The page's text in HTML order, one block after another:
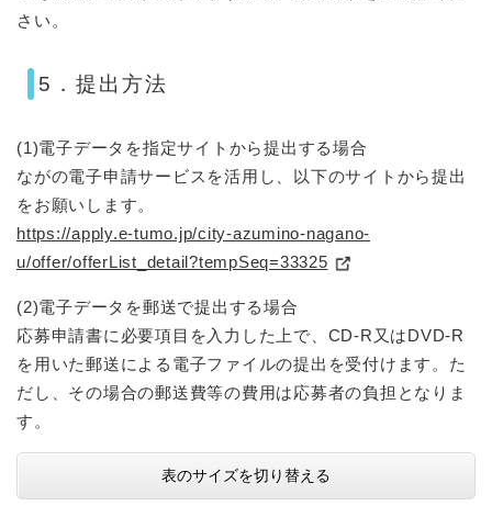
さい。
5．提出方法
(1)電子データを指定サイトから提出する場合
ながの電子申請サービスを活用し、以下のサイトから提出
をお願いします。
https://apply.e-tumo.jp/city-azumino-nagano-
u/offer/offerList_detail?tempSeq=33325
(2)電子データを郵送で提出する場合
応募申請書に必要項目を入力した上で、CD-R又はDVD-R
を用いた郵送による電子ファイルの提出を受付けます。た
だし、その場合の郵送費等の費用は応募者の負担となりま
す。
表のサイズを切り替える